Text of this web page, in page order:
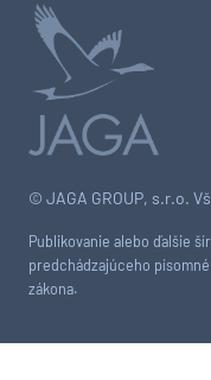
© JAGA GROUP, s.r.o.
Publikovanie alebo ďalšie
predchádzajúceho
zákona.